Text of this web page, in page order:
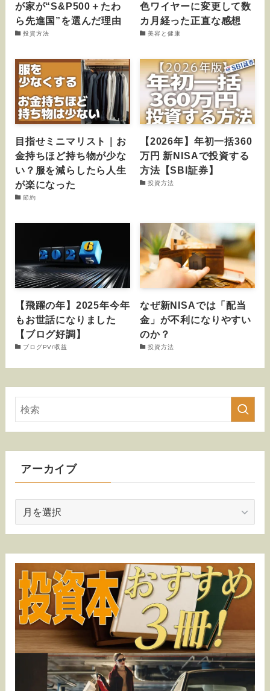
が家が“S&P500＋たわ
ら先進国”を選んだ理由
投資方法
色ワイヤーに変更して数
カ月経った正直な感想
美容と健康
目指せミニマリスト｜お
金持ちほど持ち物が少な
い？服を減らしたら人生
が楽になった
節約
【2026年】年初一括360
万円 新NISAで投資する
方法【SBI証券】
投資方法
【飛躍の年】2025年今年
もお世話になりました
【ブログ好調】
ブログPV/収益
なぜ新NISAでは「配当
金」が不利になりやすい
のか？
投資方法
アーカイブ
カ
イ
ブ